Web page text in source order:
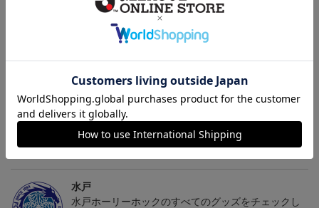
（Sｰ3XL）2026/27 オー
水戸ホーリーホック ボ
ーマンダ タオルマフラー
水戸ホーリーホック ボ
トピックス
水戸
の必須アイテム！
水戸
水戸ホーリーホックのすべてのグッズをチェックし